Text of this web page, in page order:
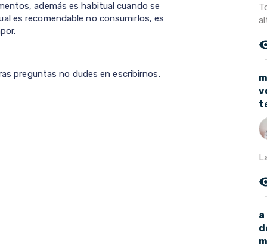
además es habitual cuando se
es recomendable no consumirlos, es
preguntas no dudes en escribirnos.